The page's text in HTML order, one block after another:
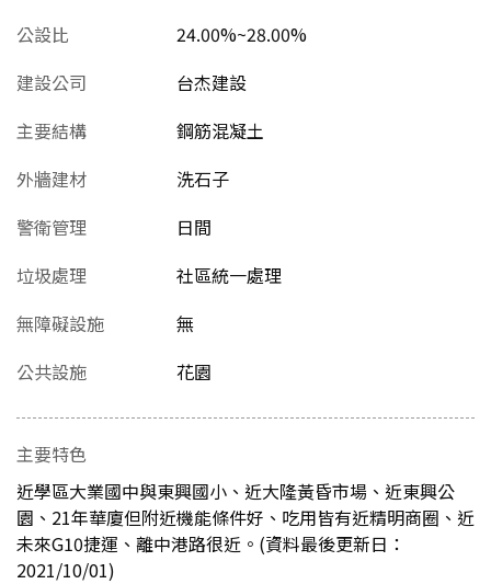
公設比
24.00%~28.00%
建設公司
台杰建設
主要結構
鋼筋混凝土
外牆建材
洗石子
警衛管理
日間
垃圾處理
社區統一處理
無障礙設施
無
公共設施
花園
主要特色
近學區大業國中與東興國小、近大隆黃昏市場、近東興公
園、21年華廈但附近機能條件好、吃用皆有近精明商圈、近
未來G10捷運、離中港路很近。(資料最後更新日：
2021/10/01)